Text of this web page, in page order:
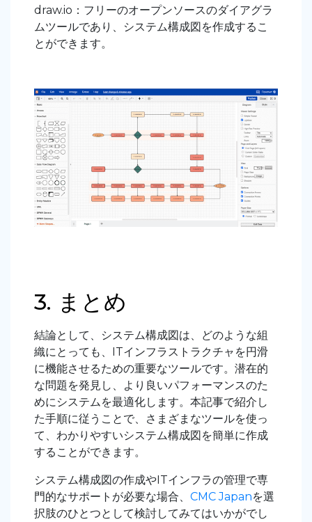
draw.io：フリーのオープンソースのダイアグラ
ムツールであり、システム構成図を作成するこ
とができます。
3. まとめ
結論として、システム構成図は、どのような組
織にとっても、ITインフラストラクチャを円滑
に機能させるための重要なツールです。潜在的
な問題を発見し、より良いパフォーマンスのた
めにシステムを最適化します。本記事で紹介し
た手順に従うことで、さまざまなツールを使っ
て、わかりやすいシステム構成図を簡単に作成
することができます。
システム構成図の作成やITインフラの管理で専
門的なサポートが必要な場合、 CMC Japanを選
択肢のひとつとして検討してみてはいかがでし